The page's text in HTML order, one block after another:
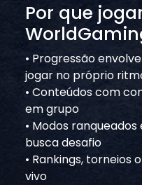
Por que
• Progressão
jogar no próprio
• Conteúdos com
em grupo
• Modos
busca desafio
• Rankings, torneios
vivo